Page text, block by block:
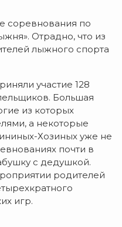
соревнования по
Отрадно, что из
лыжного спорта
участие 128
Большая
из которых
а некоторые
Хозиных уже не
почти в
с дедушкой.
родителей
игр.